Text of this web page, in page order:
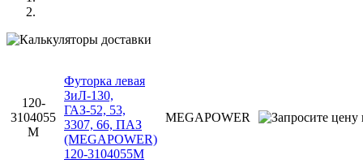
120-
3104055
M
Футорка левая
ЗиЛ-130,
ГАЗ-52, 53,
3307, 66, ПАЗ
(MEGAPOWER)
120-3104055M
MEGAPOWER